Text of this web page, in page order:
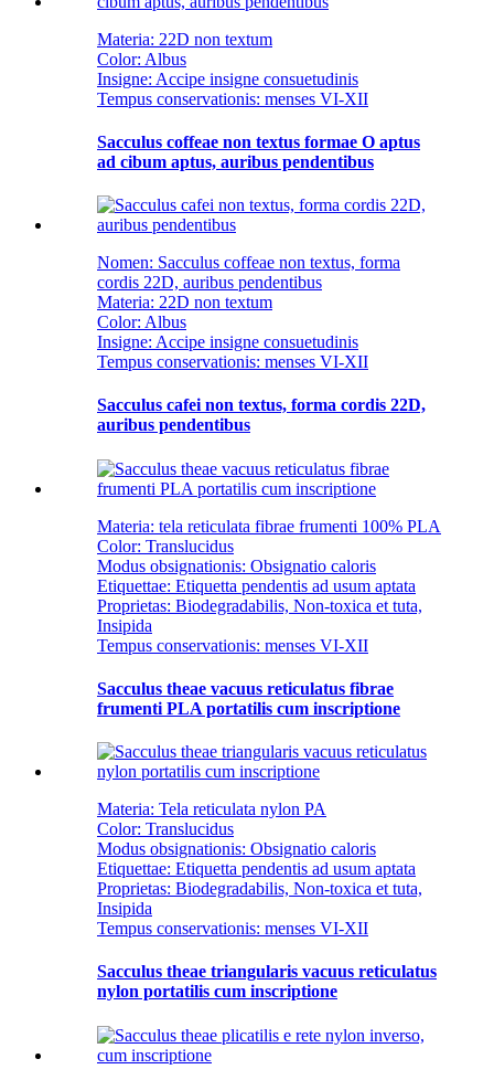
Materia: 22D non textum
Color: Albus
Insigne: Accipe insigne consuetudinis
Tempus conservationis: menses VI-XII
Sacculus coffeae non textus formae O aptus
ad cibum aptus, auribus pendentibus
Nomen: Sacculus coffeae non textus, forma
cordis 22D, auribus pendentibus
Materia: 22D non textum
Color: Albus
Insigne: Accipe insigne consuetudinis
Tempus conservationis: menses VI-XII
Sacculus cafei non textus, forma cordis 22D,
auribus pendentibus
Materia: tela reticulata fibrae frumenti 100% PLA
Color: Translucidus
Modus obsignationis: Obsignatio caloris
Etiquettae: ​​Etiquetta pendentis ad usum aptata
Proprietas: Biodegradabilis, Non-toxica et tuta,
Insipida
Tempus conservationis: menses VI-XII
Sacculus theae vacuus reticulatus fibrae
frumenti PLA portatilis cum inscriptione
Materia: Tela reticulata nylon PA
Color: Translucidus
Modus obsignationis: Obsignatio caloris
Etiquettae: ​​Etiquetta pendentis ad usum aptata
Proprietas: Biodegradabilis, Non-toxica et tuta,
Insipida
Tempus conservationis: menses VI-XII
Sacculus theae triangularis vacuus reticulatus
nylon portatilis cum inscriptione